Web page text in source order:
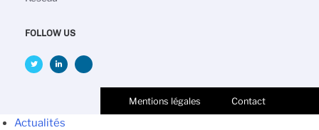
FOLLOW US
Mentions légales Contact
Actualités